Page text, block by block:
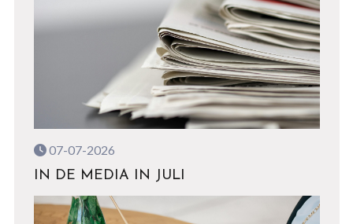
07-07-2026
IN DE MEDIA IN JULI